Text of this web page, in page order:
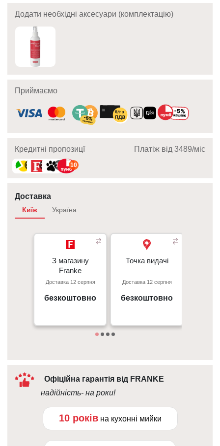
Додати необхідні аксесуари (комплектацію)
Приймаємо
Кредитні пропозицї Платіж від 3489/мic
10 10 10 10
Доставка
Київ Україна
З магазину
Franke
Доставка 12 серпня
безкоштовно
З магазину
Franke
Київ, пр. С. Бандери 23, ТЦ
Точка видачі
Доставка 12 серпня
безкоштовно
Точка видачі
м. Київ пр. Відрадний, 95к
09:00 - 18:00
Офіційна гарантія від FRANKE
надійність- на роки!
10 років на кухонні мийки